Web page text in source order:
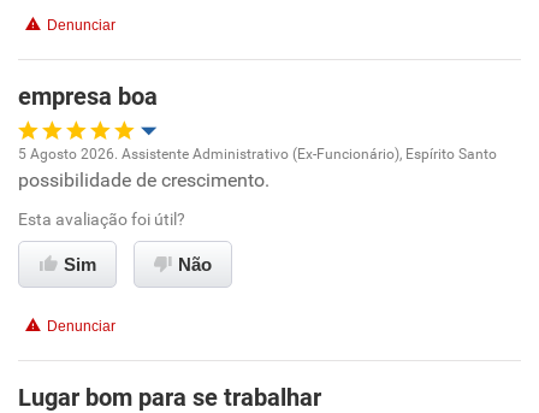
Denunciar
empresa boa
Oportunidade de promoção
Ambiente de trabalho
Benefícios
5 Agosto 2026. Assistente Administrativo (Ex-Funcionário), Espírito Santo
possibilidade de crescimento.
Esta avaliação foi útil?
Sim Não
Denunciar
Lugar bom para se trabalhar